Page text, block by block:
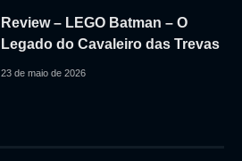
Review – LEGO Batman – O
Legado do Cavaleiro das Trevas
23 de maio de 2026